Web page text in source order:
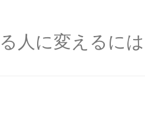
人に変えるには